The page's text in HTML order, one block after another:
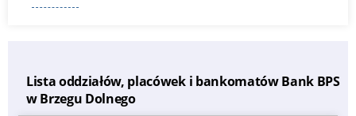
Lista oddziałów, placówek i bankomatów Bank BPS
w Brzegu Dolnego